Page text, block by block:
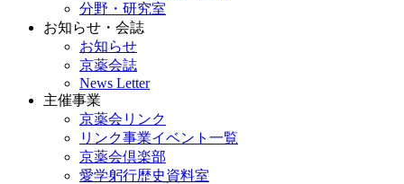
分野・研究室
お知らせ・会誌
お知らせ
京薬会誌
News Letter
主催事業
京薬会リンク
リンク事業イベント一覧
京薬会倶楽部
愛学躬行歴史資料室